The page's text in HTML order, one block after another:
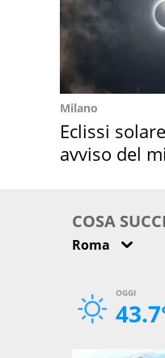
Milano
Eclissi
avviso del